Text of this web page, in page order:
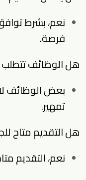
نعم، بشرط
فرصة.
هل الوظائف تتطلب
بعض الوظائف
تمهير.
هل التقديم متاح
نعم، التقديم